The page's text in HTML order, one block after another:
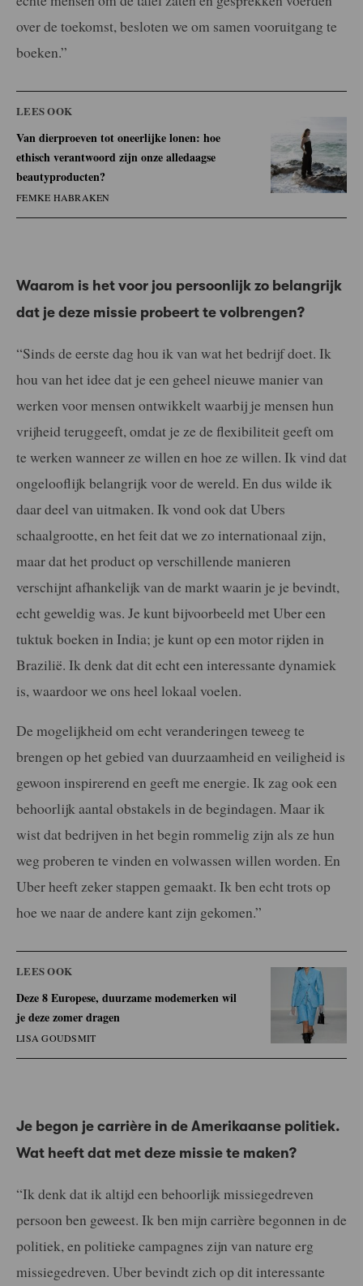
over de toekomst, besloten we om samen vooruitgang te
boeken.”
LEES OOK
Van dierproeven tot oneerlijke lonen: hoe
ethisch verantwoord zijn onze alledaagse
beautyproducten?
FEMKE HABRAKEN
Waarom is het voor jou persoonlijk zo belangrijk
dat je deze missie probeert te volbrengen?
“Sinds de eerste dag hou ik van wat het bedrijf doet. Ik
hou van het idee dat je een geheel nieuwe manier van
werken voor mensen ontwikkelt waarbij je mensen hun
vrijheid teruggeeft, omdat je ze de flexibiliteit geeft om
te werken wanneer ze willen en hoe ze willen. Ik vind dat
ongelooflijk belangrijk voor de wereld. En dus wilde ik
daar deel van uitmaken. Ik vond ook dat Ubers
schaalgrootte, en het feit dat we zo internationaal zijn,
maar dat het product op verschillende manieren
verschijnt afhankelijk van de markt waarin je je bevindt,
echt geweldig was. Je kunt bijvoorbeeld met Uber een
tuktuk boeken in India; je kunt op een motor rijden in
Brazilië. Ik denk dat dit echt een interessante dynamiek
is, waardoor we ons heel lokaal voelen.
De mogelijkheid om echt veranderingen teweeg te
brengen op het gebied van duurzaamheid en veiligheid is
gewoon inspirerend en geeft me energie. Ik zag ook een
behoorlijk aantal obstakels in de begindagen. Maar ik
wist dat bedrijven in het begin rommelig zijn als ze hun
weg proberen te vinden en volwassen willen worden. En
Uber heeft zeker stappen gemaakt. Ik ben echt trots op
hoe we naar de andere kant zijn gekomen.”
LEES OOK
Deze 8 Europese, duurzame modemerken wil
je deze zomer dragen
LISA GOUDSMIT
Je begon je carrière in de Amerikaanse politiek.
Wat heeft dat met deze missie te maken?
“Ik denk dat ik altijd een behoorlijk missiegedreven
persoon ben geweest. Ik ben mijn carrière begonnen in de
politiek, en politieke campagnes zijn van nature erg
missiegedreven. Uber bevindt zich op dit interessante